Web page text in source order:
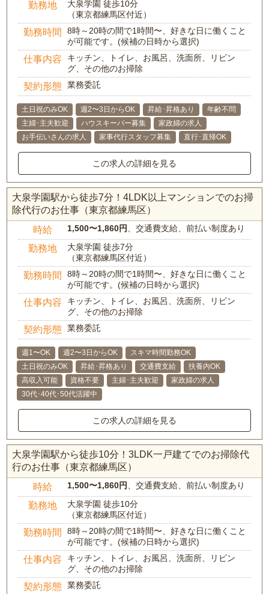
勤務地
大泉学園 徒歩10分
（東京都練馬区付近）
勤務時間
8時～20時の間で1時間〜、好きな日に働くこと
が可能です。(候補の日時から選択)
仕事内容
キッチン、トイレ、お風呂、洗面所、リビン
グ、その他のお掃除
契約形態 業務委託
土日祝のみOK 週2〜3日からOK 昇給･昇格あり
年齢不問
主婦･主夫歓迎
ハウスキーパー募集
家政婦の求人
お手伝いさんの求人
家事代行スタッフ募集 直行･直帰OK
この求人の詳細を見る
大泉学園駅から徒歩7分！4LDK以上マンションでのお掃
除代行のお仕事（東京都練馬区）
時給 1,500〜1,860円、交通費支給、前払い制度あり
勤務地
大泉学園 徒歩7分
（東京都練馬区付近）
勤務時間
8時～20時の間で1時間〜、好きな日に働くこと
が可能です。(候補の日時から選択)
仕事内容
キッチン、トイレ、お風呂、洗面所、リビン
グ、その他のお掃除
契約形態 業務委託
週1〜OK 週2〜3日からOK
スキマ時間勤務OK
土日祝のみOK
昇給･昇格あり 交通費支給
扶養内OK
高収入可能
資格不要 主婦･主夫歓迎
家政婦の求人
30代･40代･50代活躍中
この求人の詳細を見る
大泉学園駅から徒歩10分！3LDK一戸建てでのお掃除代
行のお仕事（東京都練馬区）
時給 1,500〜1,860円、交通費支給、前払い制度あり
勤務地
大泉学園 徒歩10分
（東京都練馬区付近）
勤務時間
8時～20時の間で1時間〜、好きな日に働くこと
が可能です。(候補の日時から選択)
仕事内容
キッチン、トイレ、お風呂、洗面所、リビン
グ、その他のお掃除
契約形態 業務委託